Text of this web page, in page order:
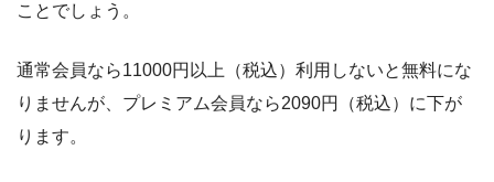
ことでしょう。
通常会員なら11000円以上（税込）利用しないと無料にな
りませんが、プレミアム会員なら2090円（税込）に下が
ります。